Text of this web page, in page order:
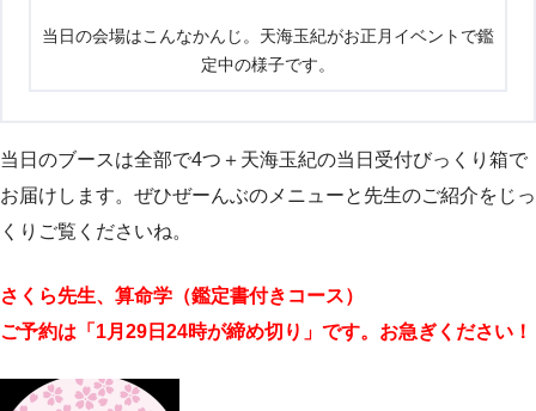
当日の会場はこんなかんじ。天海玉紀がお正月イベントで鑑
定中の様子です。
当日のブースは全部で4つ＋天海玉紀の当日受付びっくり箱で
お届けします。ぜひぜーんぶのメニューと先生のご紹介をじっ
くりご覧くださいね。
さくら先生、算命学（鑑定書付きコース）
ご予約は「1月29日24時が締め切り」です。お急ぎください！